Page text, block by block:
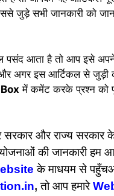
जुड़े सभी जानकारी को
पसंद आता है तो आप इसे
अगर इस आर्टिकल से जुड़ी
में कमेंट करके प्रश्न को
और राज्य सरकार के
योजनाओं की जानकारी
के माधयम से
,तो आप हमारे